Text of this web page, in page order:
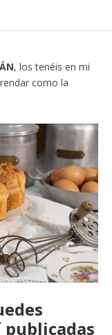
, los tenéis en mi
como la
publicadas